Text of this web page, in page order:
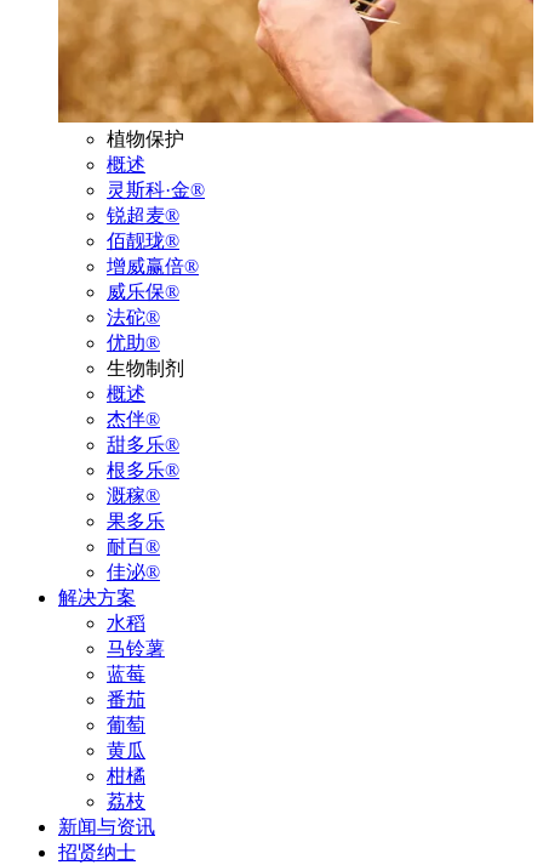
植物保护
概述
灵斯科·金®
锐超麦®
佰靓珑®
增威赢倍®
威乐保®
法砣®
优助®
生物制剂
概述
杰伴®
甜多乐®
根多乐®
溉稼®
果多乐
耐百®
佳泌®
解决方案
水稻
马铃薯
蓝莓
番茄
葡萄
黄瓜
柑橘
荔枝
新闻与资讯
招贤纳士